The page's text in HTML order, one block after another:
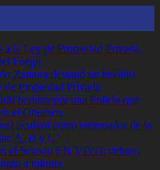
a la Ley de Propiedad Privada,
Fuego
Zamora destapó un insólito
Propiedad Privada
heridos por una Policía que
el Obelisco
Scaloni como entrenador de la
A, B y C"
el Senado EN VIVO: debate,
a minuto